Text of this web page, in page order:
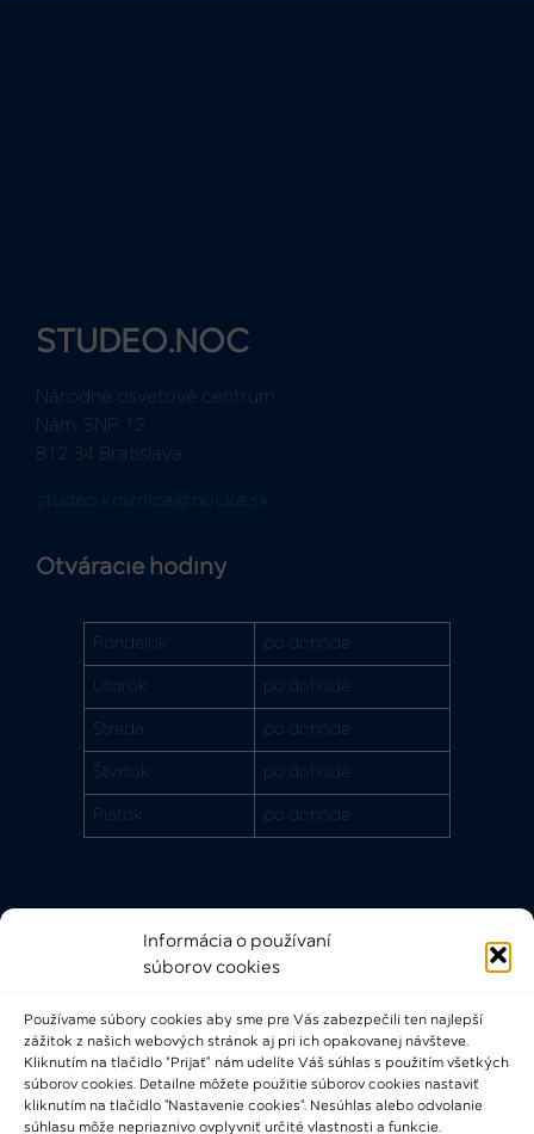
Informácia o používaní
súborov cookies
Používame súbory cookies aby sme pre Vás zabezpečili ten najlepší
zážitok z našich webových stránok aj pri ich opakovanej návšteve.
Kliknutím na tlačidlo “Prijať” nám udelíte Váš súhlas s použitím všetkých
súborov cookies. Detailne môžete použitie súborov cookies nastaviť
kliknutím na tlačidlo "Nastavenie cookies". Nesúhlas alebo odvolanie
súhlasu môže nepriaznivo ovplyvniť určité vlastnosti a funkcie.
STUDEO.NOC
Národné osvetové centrum
Nám. SNP 12
812 34 Bratislava
studeo.kniznica@nocka.sk
Otváracie hodiny
Pondelok po dohode
Utorok po dohode
Streda po dohode
Štvrtok po dohode
Piatok po dohode
Rýchle odkazy
Bádateľský poriadok
Knižničný a výpožičný poriadok
Všeobecné podmienky